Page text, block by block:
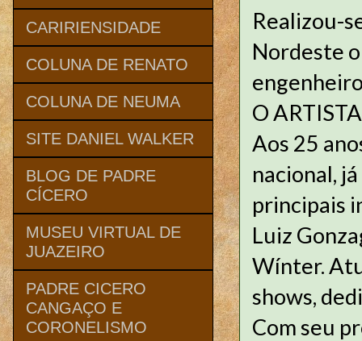
Realizou-
Nordeste
O ARTISTA
Aos 25
nacional,
principais
Luiz
Wínter.
shows,
Com seu
CARIRIENSIDADE
COLUNA DE RENATO
COLUNA DE NEUMA
SITE DANIEL WALKER
BLOG DE PADRE
CÍCERO
MUSEU VIRTUAL DE
JUAZEIRO
PADRE CICERO
CANGAÇO E
CORONELISMO